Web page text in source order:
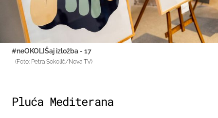
#neOKOLIŠaj izložba - 17
(Foto: Petra Sokolić/Nova TV)
Pluća Mediterana